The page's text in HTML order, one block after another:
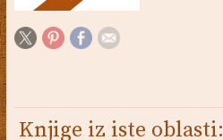
Knjige iz iste oblasti: